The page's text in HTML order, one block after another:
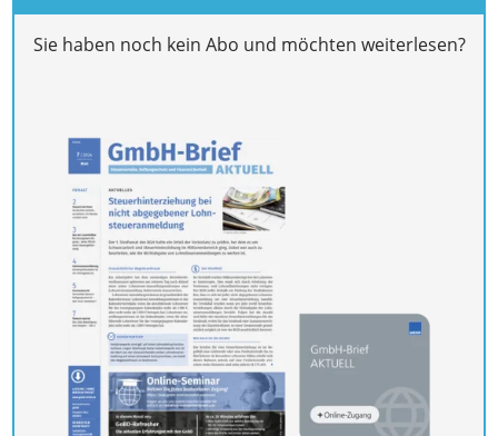
Sie haben noch kein Abo und möchten weiterlesen?